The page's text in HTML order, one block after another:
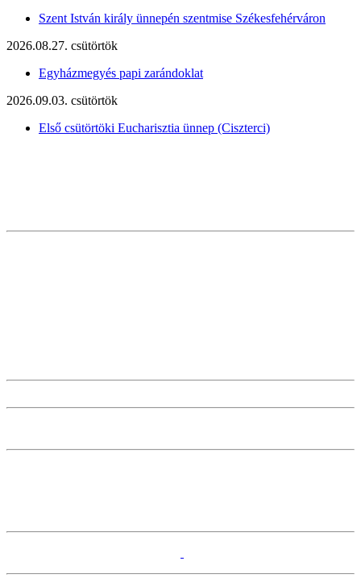
Szent István király ünnepén szentmise Székesfehérváron
2026.08.27. csütörtök
Egyházmegyés papi zarándoklat
2026.09.03. csütörtök
Első csütörtöki Eucharisztia ünnep (Ciszterci)